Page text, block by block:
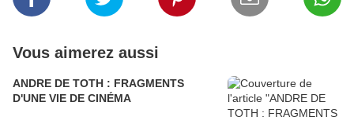
Vous aimerez aussi
ANDRE DE TOTH : FRAGMENTS
D'UNE VIE DE CINÉMA